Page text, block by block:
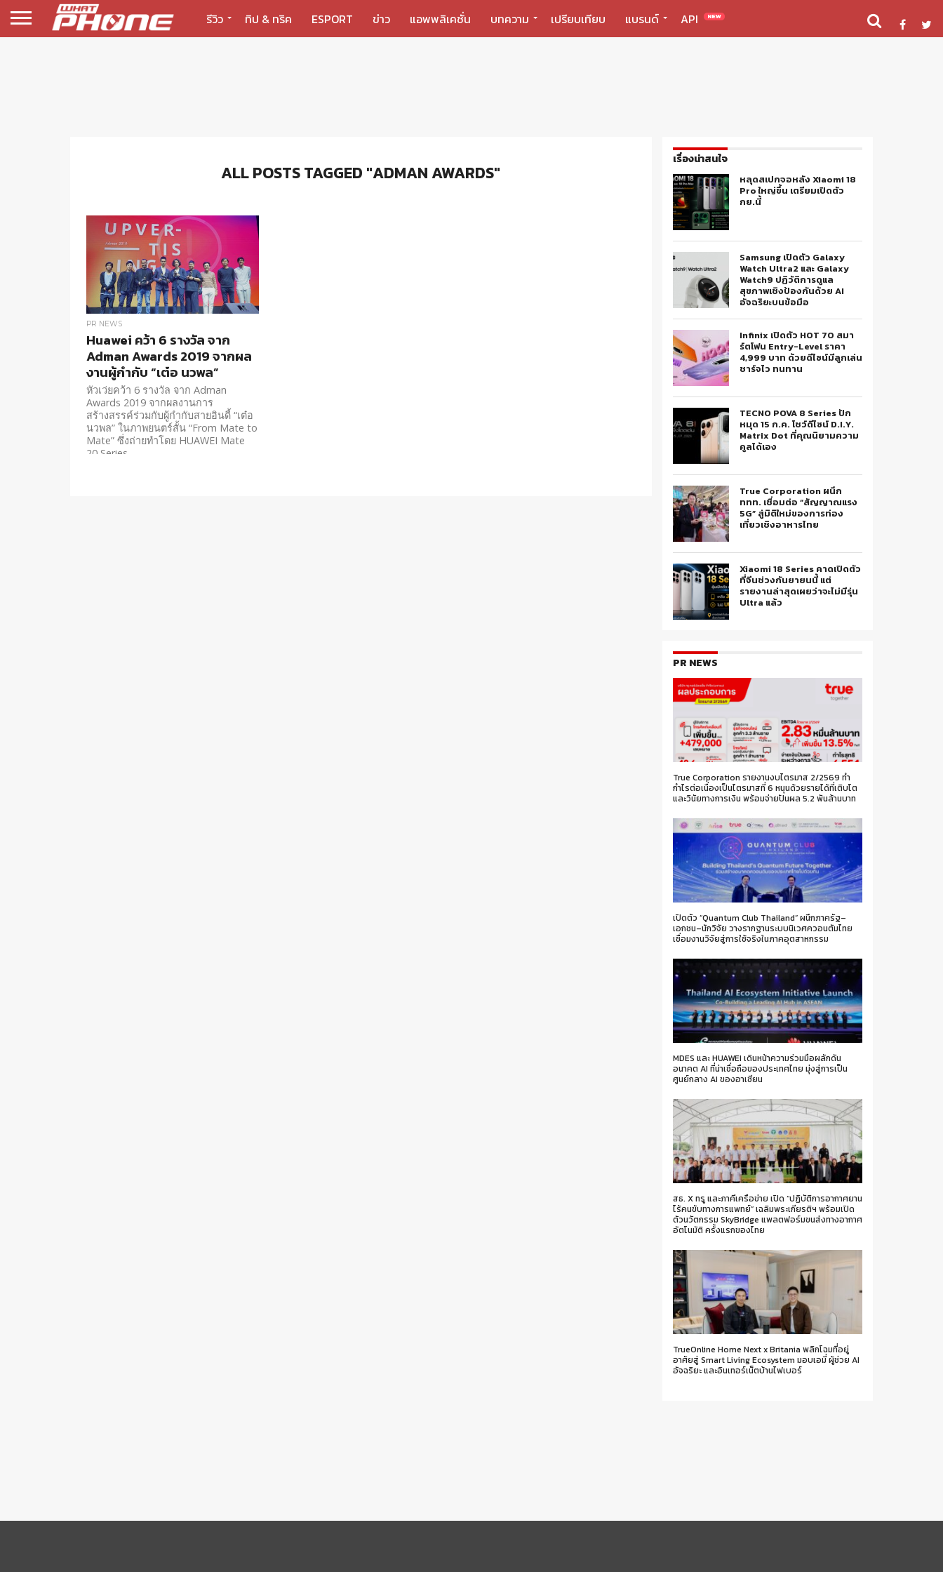
รีวิว ทิป & ทริค ESPORT ข่าว แอพพลิเคชั่น บทความ เปรียบเทียบ แบรนด์ API NEW
ALL POSTS TAGGED "ADMAN AWARDS"
PR NEWS
Huawei คว้า 6 รางวัล จาก
Adman Awards 2019 จากผล
งานผู้กำกับ “เต๋อ นวพล”
หัวเว่ยคว้า 6 รางวัล จาก Adman
Awards 2019 จากผลงานการ
สร้างสรรค์ร่วมกับผู้กำกับสายอินดี้ “เต๋อ
นวพล” ในภาพยนตร์สั้น “From Mate to
Mate” ซึ่งถ่ายทำโดย HUAWEI Mate
20 Series
เรื่องน่าสนใจ
หลุดสเปกจอหลัง Xiaomi 18
Pro ใหญ่ขึ้น เตรียมเปิดตัว
กย.นี้
Samsung เปิดตัว Galaxy
Watch Ultra2 และ Galaxy
Watch9 ปฏิวัติการดูแล
สุขภาพเชิงป้องกันด้วย AI
อัจฉริยะบนข้อมือ
Infinix เปิดตัว HOT 70 สมา
ร์ตโฟน Entry-Level ราคา
4,999 บาท ด้วยดีไซน์มีลูกเล่น
ชาร์จไว ทนทาน
TECNO POVA 8 Series ปัก
หมุด 15 ก.ค. โชว์ดีไซน์ D.I.Y.
Matrix Dot ที่คุณนิยามความ
คูลได้เอง
True Corporation ผนึก
ททท. เชื่อมต่อ “สัญญาณแรง
5G” สู่มิติใหม่ของการท่อง
เที่ยวเชิงอาหารไทย
Xiaomi 18 Series คาดเปิดตัว
ที่จีนช่วงกันยายนนี้ แต่
รายงานล่าสุดเผยว่าจะไม่มีรุ่น
Ultra แล้ว
PR NEWS
True Corporation รายงานงบไตรมาส 2/2569 ทำ
กำไรต่อเนื่องเป็นไตรมาสที่ 6 หนุนด้วยรายได้ที่เติบโต
และวินัยทางการเงิน พร้อมจ่ายปันผล 5.2 พันล้านบาท
เปิดตัว “Quantum Club Thailand” ผนึกภาครัฐ–
เอกชน–นักวิจัย วางรากฐานระบบนิเวศควอนตัมไทย
เชื่อมงานวิจัยสู่การใช้จริงในภาคอุตสาหกรรม
MDES และ HUAWEI เดินหน้าความร่วมมือผลักดัน
อนาคต AI ที่น่าเชื่อถือของประเทศไทย มุ่งสู่การเป็น
ศูนย์กลาง AI ของอาเซียน
สธ. X ทรู และภาคีเครือข่าย เปิด “ปฏิบัติการอากาศยาน
ไร้คนขับทางการแพทย์” เฉลิมพระเกียรติฯ พร้อมเปิด
ตัวนวัตกรรม SkyBridge แพลตฟอร์มขนส่งทางอากาศ
อัตโนมัติ ครั้งแรกของไทย
TrueOnline Home Next x Britania พลิกโฉมที่อยู่
อาศัยสู่ Smart Living Ecosystem มอบเอมี่ ผู้ช่วย AI
อัจฉริยะ และอินเทอร์เน็ตบ้านไฟเบอร์